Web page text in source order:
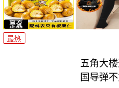
最热
五角大
国导弹不